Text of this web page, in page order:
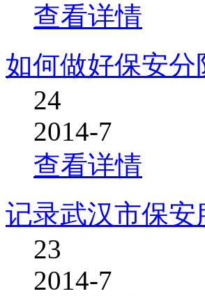
查看详情
如何做好保安
24
2014-7
查看详情
记录武汉市保
23
2014-7